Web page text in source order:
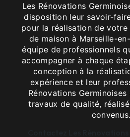
Les Rénovations
disposition leur savoir-
pour la réalisation de
de maison à Marseille-
équipe de professionnels
accompagner à chaque
conception à la
expérience et leur
Rénovations
travaux de qualité,
convenus.